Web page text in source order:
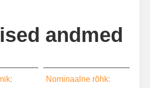
andmed
Nominaalne rõhk: